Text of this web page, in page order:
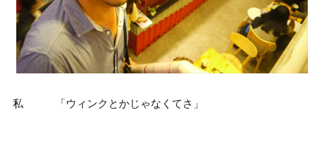
私 「ウィンクとかじゃなくてさ」